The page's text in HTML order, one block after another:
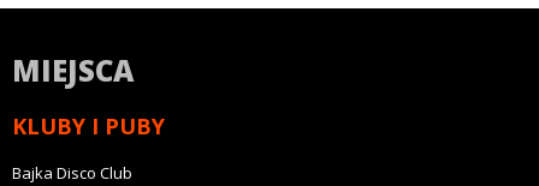
MIEJSCA
KLUBY I PUBY
Bajka Disco Club